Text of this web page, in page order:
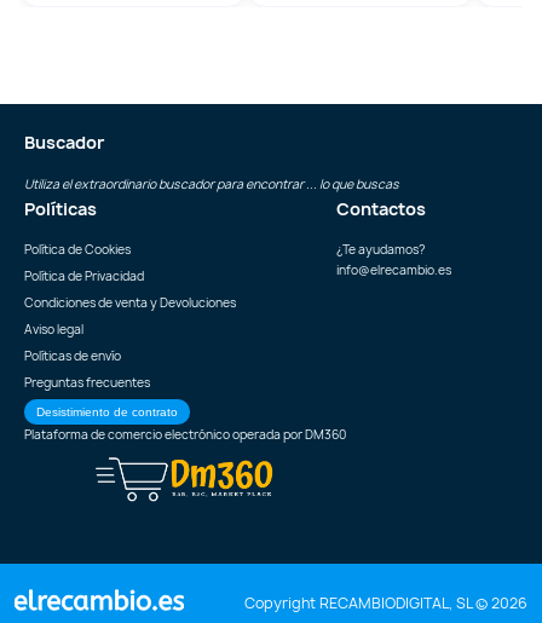
Buscador
Utiliza el extraordinario buscador para encontrar ... lo que buscas
Políticas
Política de Cookies
Política de Privacidad
Condiciones de venta y Devoluciones
Aviso legal
Políticas de envío
Preguntas frecuentes
Desistimiento de contrato
Contactos
¿Te ayudamos?
info@elrecambio.es
Plataforma de comercio electrónico operada porDM360
Copyright RECAMBIODIGITAL, SL © 2026